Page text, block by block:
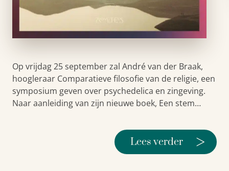
Op vrijdag 25 september zal André van der Braak,
hoogleraar Comparatieve filosofie van de religie, een
symposium geven over psychedelica en zingeving.
Naar aanleiding van zijn nieuwe boek, Een stem…
Lees verder >